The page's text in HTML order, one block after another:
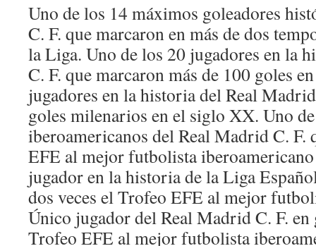
Uno de los 14 máximos goleadores
C. F. que marcaron en más de dos
la Liga. Uno de los 20 jugadores en la
C. F. que marcaron más de 100 goles
jugadores en la historia del Real
goles milenarios en el siglo XX. Uno
iberoamericanos del Real Madrid C. F.
EFE al mejor futbolista
jugador en la historia de la Liga
dos veces el Trofeo EFE al mejor
Único jugador del Real Madrid C. F. en
Trofeo EFE al mejor futbolista